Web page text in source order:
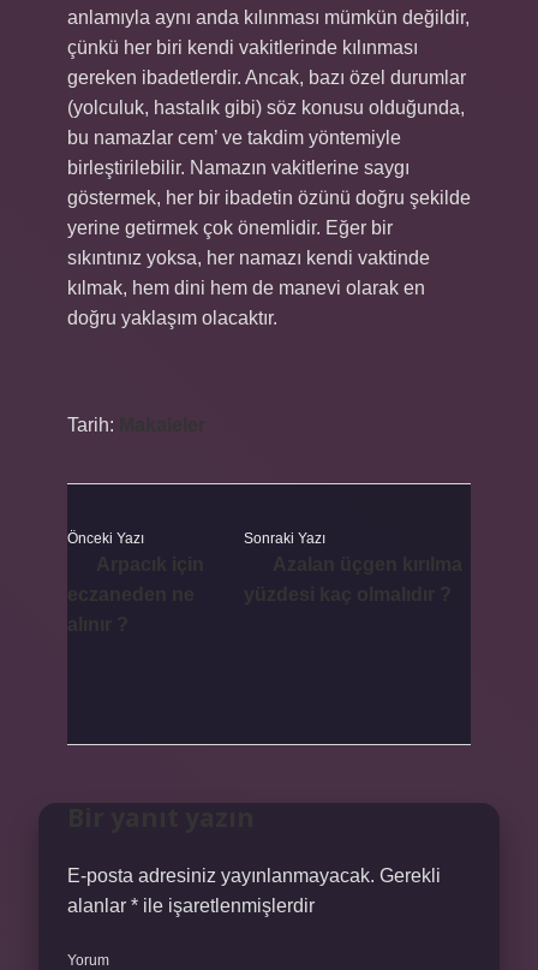
anlamıyla aynı anda kılınması mümkün değildir,
çünkü her biri kendi vakitlerinde kılınması
gereken ibadetlerdir. Ancak, bazı özel durumlar
(yolculuk, hastalık gibi) söz konusu olduğunda,
bu namazlar cem’ ve takdim yöntemiyle
birleştirilebilir. Namazın vakitlerine saygı
göstermek, her bir ibadetin özünü doğru şekilde
yerine getirmek çok önemlidir. Eğer bir
sıkıntınız yoksa, her namazı kendi vaktinde
kılmak, hem dini hem de manevi olarak en
doğru yaklaşım olacaktır.
Tarih:
Önceki Yazı Sonraki Yazı
E-posta adresiniz yayınlanmayacak. Gerekli
alanlar * ile işaretlenmişlerdir
Yorum